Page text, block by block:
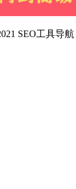
SEO工具导航